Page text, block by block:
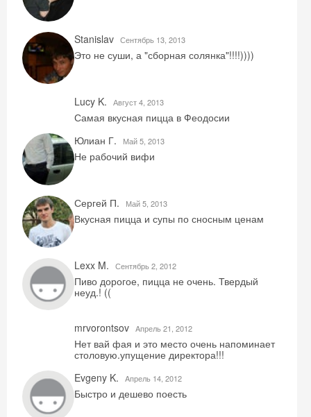
Stanislav Сентябрь 13, 2013
Это не суши, а "сборная солянка"!!!!))))
Lucy K. Август 4, 2013
Самая вкусная пицца в Феодосии
Юлиан Г.
Май 5, 2013
Не рабочий вифи
Сергей П. Май 5, 2013
Вкусная пицца и супы по сносным ценам
Lexx M. Сентябрь 2, 2012
Пиво дорогое, пицца не очень. Твердый
неуд.! ((
mrvorontsov Aпрель 21, 2012
Нет вай фая и это место очень напоминает
столовую.упущение директора!!!
Evgeny K.
Aпрель 14, 2012
Быстро и дешево поесть
Хочешь дешевле? Оставь почту и получи
промокод на первое бронирование!
Получить промокод